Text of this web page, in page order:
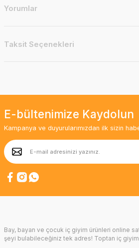
Yorumlar
Taksit Seçenekleri
E-bültenimize Kaydolun
Kampanya ve duyurularımızdan ilk sizin
Bay, bayan ve çocuk iç giyim ürünleri online
şeyi bulabileceğiniz tek adres! Toptan iç